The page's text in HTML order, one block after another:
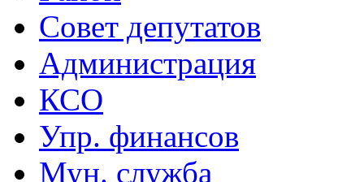
Совет депутатов
Администрация
КСО
Упр. финансов
Мун. служба